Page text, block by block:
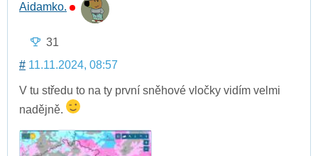
Aidamko.
31
# 11.11.2024, 08:57
V tu středu to na ty první sněhové vločky vidím velmi
nadějně.